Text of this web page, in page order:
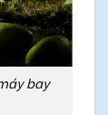
bay